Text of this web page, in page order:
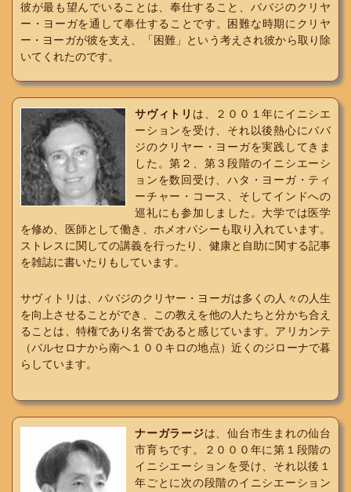
彼が最も望んでいることは、奉仕すること、ババジのクリヤ
ー・ヨーガを通して奉仕することです。困難な時期にクリヤ
ー・ヨーガが彼を支え、「困難」という考えされ彼から取り除
いてくれたのです。
サヴィトリ は、２００１年にイニシエ
ーションを受け、それ以後熱心にババ
ジのクリヤー・ヨーガを実践してきま
した。第２、第３段階のイニシエーシ
ョンを数回受け、ハタ・ヨーガ・ティ
ーチャー・コース、そしてインドへの
巡礼にも参加しました。大学では医学
を修め、医師として働き、ホメオパシーも取り入れています。
ストレスに関しての講義を行ったり、健康と自助に関する記事
を雑誌に書いたりもしています。
サヴィトリは、ババジのクリヤー・ヨーガは多くの人々の人生
を向上させることができ、この教えを他の人たちと分かち合え
ることは、特権であり名誉であると感じています。アリカンテ
（バルセロナから南へ１００キロの地点）近くのジローナで暮
らしています。
ナーガラージは、仙台市生まれの仙台
市育ちです。２０００年に第１段階の
イニシエーションを受け、それ以後１
年ごとに次の段階のイニシエーション